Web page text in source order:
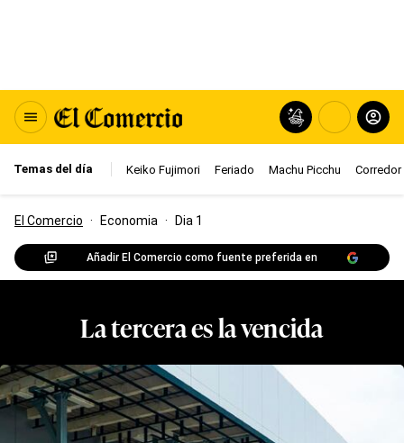
Temas del día Keiko Fujimori Feriado Machu Picchu Corredor
El Comercio · Economia · Dia 1
Añadir El Comercio como fuente preferida en
La tercera es la vencida